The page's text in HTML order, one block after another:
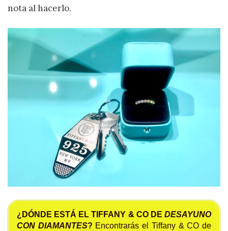
nota al hacerlo.
¿DÓNDE ESTÁ EL TIFFANY & CO DE DESAYUNO
CON DIAMANTES? Encontrarás el Tiffany & CO de